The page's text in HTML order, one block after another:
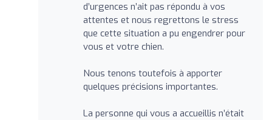
d’urgences n’ait pas répondu à vos
attentes et nous regrettons le stress
que cette situation a pu engendrer pour
vous et votre chien.
Nous tenons toutefois à apporter
quelques précisions importantes.
La personne qui vous a accueillis n’était